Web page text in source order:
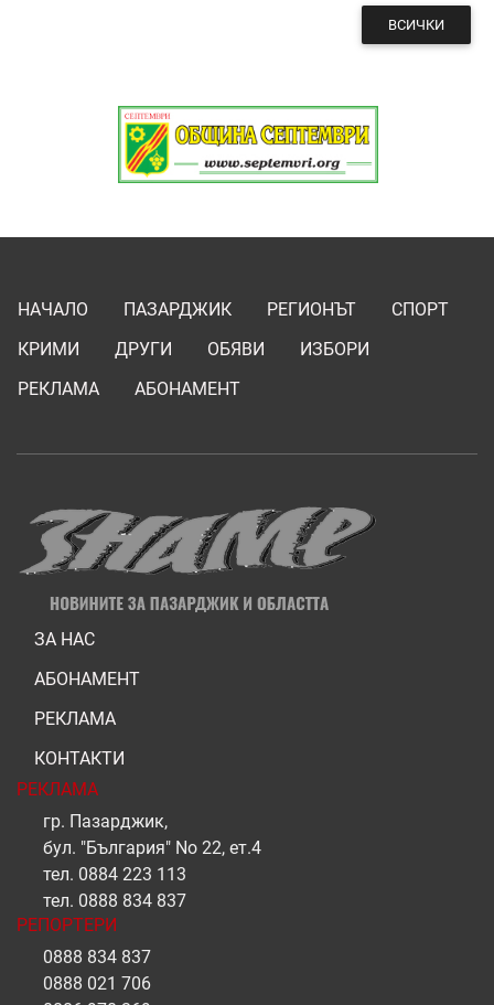
ВСИЧКИ
НАЧАЛО ПАЗАРДЖИК РЕГИОНЪТ
СПОРТ
КРИМИ
ДРУГИ ОБЯВИ
ИЗБОРИ
РЕКЛАМА
АБОНАМЕНТ
ЗА НАС
АБОНАМЕНТ
РЕКЛАМА
КОНТАКТИ
РЕКЛАМА
гр. Пазарджик,
бул. "България" No 22, ет.4
тел. 0884 223 113
тел. 0888 834 837
РЕПОРТЕРИ
0888 834 837
0888 021 706